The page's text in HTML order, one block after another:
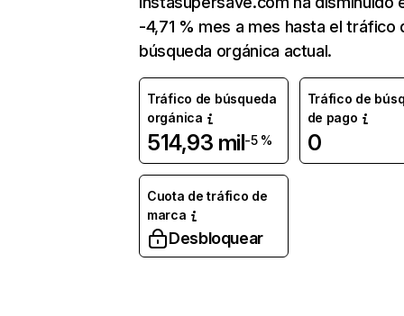
-4,71 % mes a mes hasta el tráfico
búsqueda orgánica actual.
Tráfico de búsqueda
orgánica
514,93 mil-5 %
Tráfico de
de pago
0
Cuota de tráfico de
marca
Desbloquear